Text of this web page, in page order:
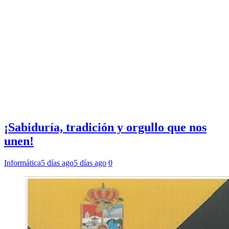
¡Sabiduría, tradición y orgullo que nos
unen!
Informática5 días ago5 días ago 0